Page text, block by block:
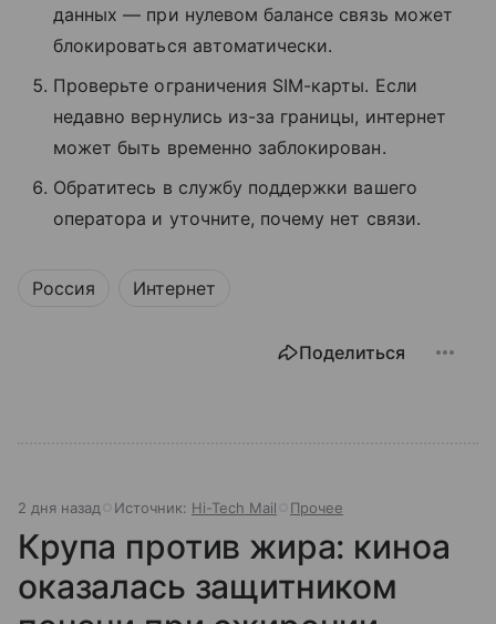
данных — при нулевом балансе связь может
блокироваться автоматически.
Проверьте ограничения SIM-карты. Если
недавно вернулись из-за границы, интернет
может быть временно заблокирован.
Обратитесь в службу поддержки вашего
оператора и уточните, почему нет связи.
Россия Интернет
Поделиться
2 дня назад Источник: Hi-Tech Mail Прочее
Крупа против жира: киноа
оказалась защитником